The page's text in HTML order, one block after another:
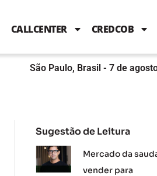
b
o
k
t
e
b
CALLCENTER CREDCOB
São Paulo, Brasil - 7 de
Sugestão de Leitura
Mercado da
vender para